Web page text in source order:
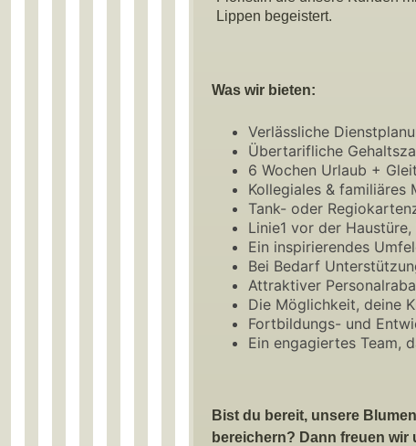
Lippen begeistert.
Was wir bieten:
Verlässliche
Übertarifliche
6 Wochen Urlaub +
Kollegiales & familiäres
Tank- oder
Linie1 vor der
Ein inspirierendes
Bei Bedarf
Attraktiver
Die Möglichkeit, deine
Fortbildungs- und
Ein engagiertes Team,
Bist du bereit, unsere
bereichern? Dann freuen